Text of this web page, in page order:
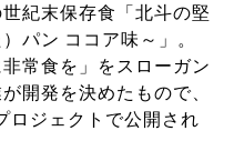
紀末保存食「北斗の堅
パン ココア味～」。
常食を」をスローガン
開発を決めたもので、
ジェクトで公開され